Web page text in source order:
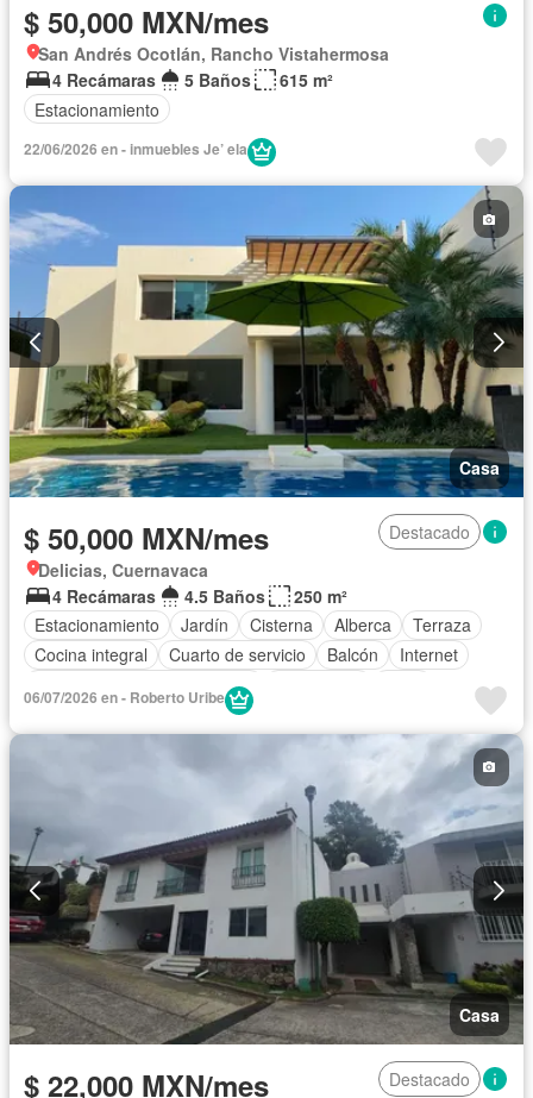
$ 50,000 MXN/mes
San Andrés Ocotlán, Rancho Vistahermosa
4 Recámaras
5 Baños
615 m²
Estacionamiento
22/06/2026 en - inmuebles Je’ ela
Casa
$ 50,000 MXN/mes
Destacado
Delicias, Cuernavaca
4 Recámaras
4.5 Baños
250 m²
Estacionamiento
Jardín Cisterna Alberca
Terraza
Cocina integral
Cuarto de servicio Balcón
Internet
Circuito cerrado de televisión
Recámara con closet
06/07/2026 en - Roberto Uribe
Casa
$ 22,000 MXN/mes
Destacado